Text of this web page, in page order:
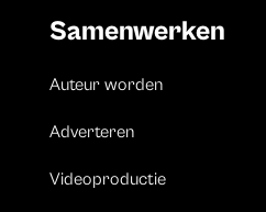
Samenwerken
Auteur worden
Adverteren
Videoproductie